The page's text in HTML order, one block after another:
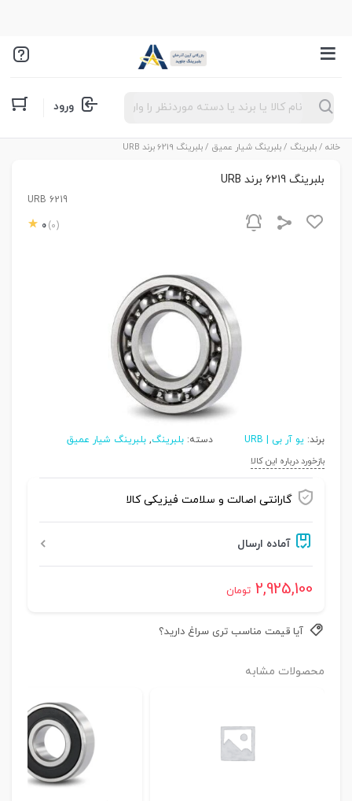
Products
search ورود
خانه /بلبرینگ /بلبرینگ شیار عمیق / بلبرینگ 6219 برند URB
بلبرینگ 6219 برند URB
URB 6219
0 (0)
برند: یو آر بی | URB دسته: بلبرینگ, بلبرینگ شیار عمیق
بازخورد درباره این کالا
گارانتی اصالت و سلامت فیزیکی کالا
آماده ارسال
2,925,100 تومان
آیا قیمت مناسب تری سراغ دارید؟
محصولات مشابه